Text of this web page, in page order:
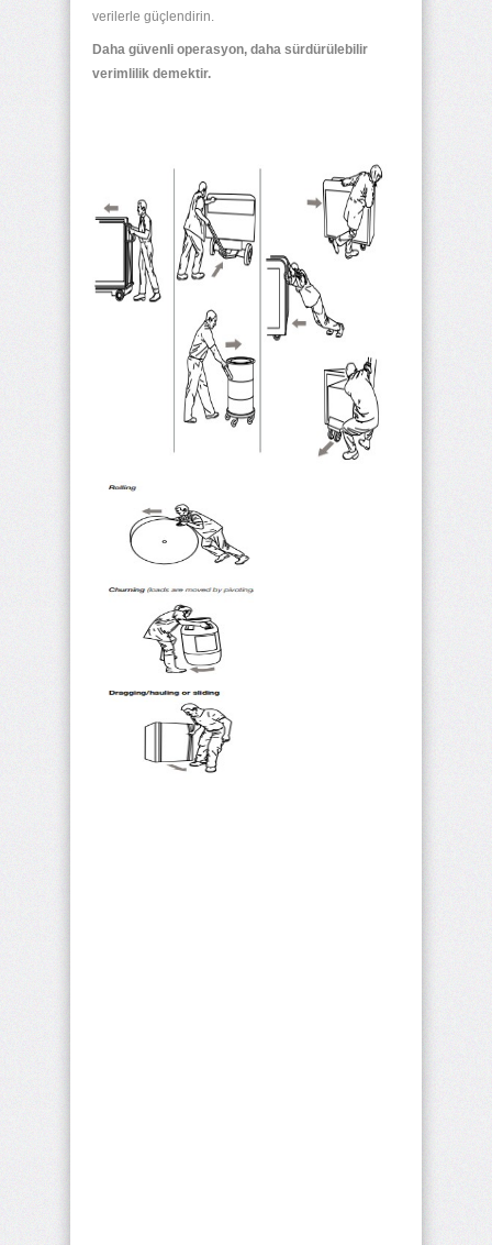
verilerle güçlendirin.
Daha güvenli operasyon, daha sürdürülebilir
verimlilik demektir.